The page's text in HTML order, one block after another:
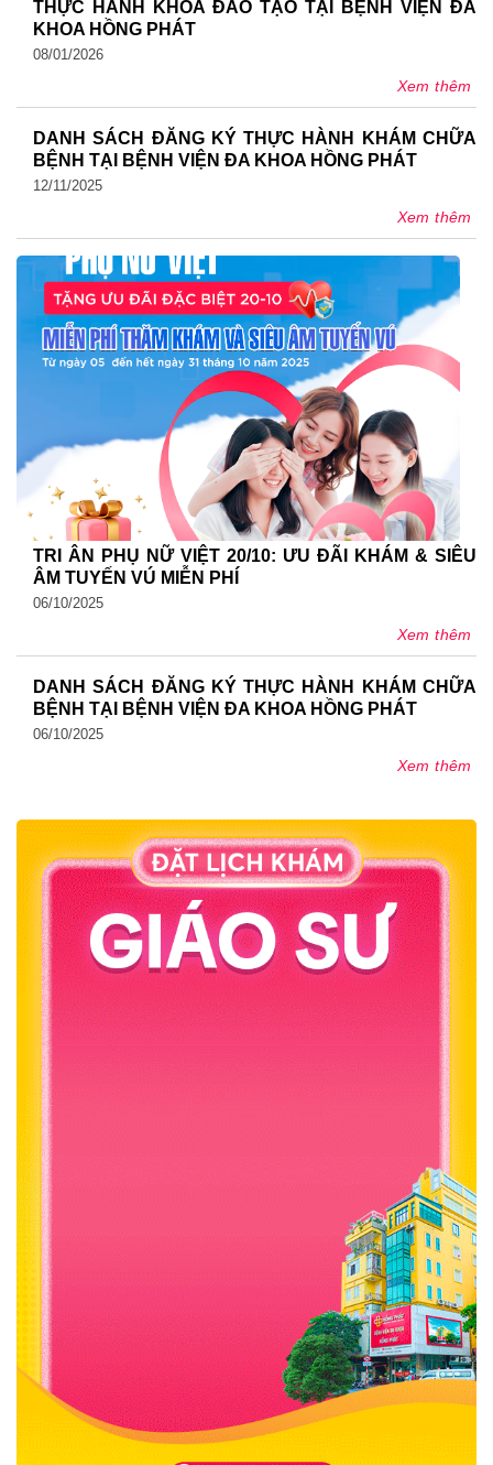
THỰC HÀNH KHÓA ĐÀO TẠO TẠI BỆNH VIỆN ĐA
KHOA HỒNG PHÁT
08/01/2026
Xem thêm
DANH SÁCH ĐĂNG KÝ THỰC HÀNH KHÁM CHỮA
BỆNH TẠI BỆNH VIỆN ĐA KHOA HỒNG PHÁT
12/11/2025
Xem thêm
TRI ÂN PHỤ NỮ VIỆT 20/10: ƯU ĐÃI KHÁM & SIÊU
ÂM TUYẾN VÚ MIỄN PHÍ
06/10/2025
Xem thêm
DANH SÁCH ĐĂNG KÝ THỰC HÀNH KHÁM CHỮA
BỆNH TẠI BỆNH VIỆN ĐA KHOA HỒNG PHÁT
06/10/2025
Xem thêm